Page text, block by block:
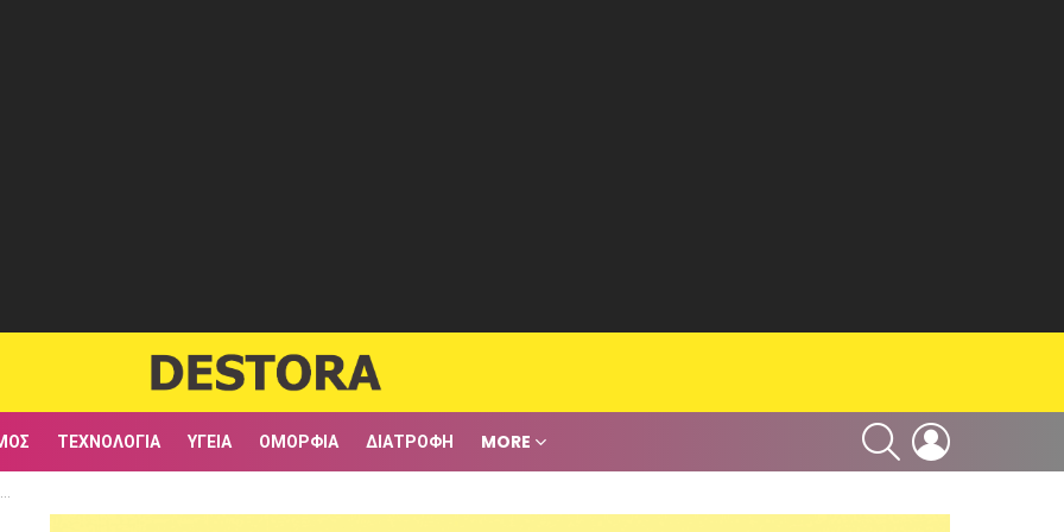
ΤΕΧΝΟΛΟΓΊΑ ΥΓΕΊΑ ΟΜΟΡΦΙΆ ΔΙΑΤΡΟΦΉ MORE
SEARCH